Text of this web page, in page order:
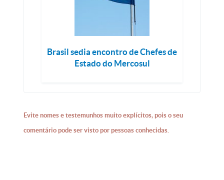
Brasil sedia encontro de Chefes de
Estado do Mercosul
Evite nomes e testemunhos muito explícitos, pois o seu
comentário pode ser visto por pessoas conhecidas.